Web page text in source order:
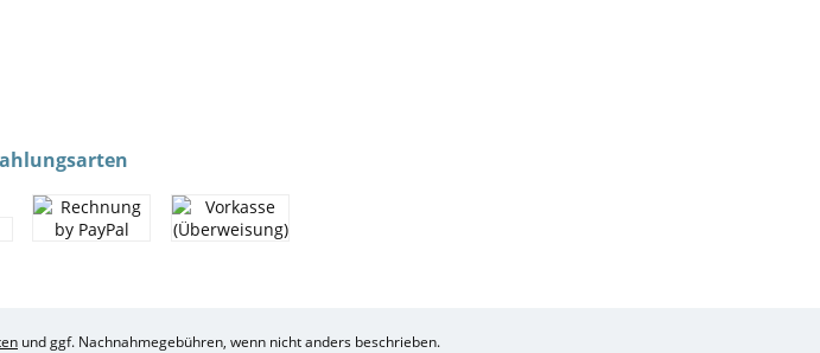
und ggf. Nachnahmegebühren, wenn nicht anders beschrieben.